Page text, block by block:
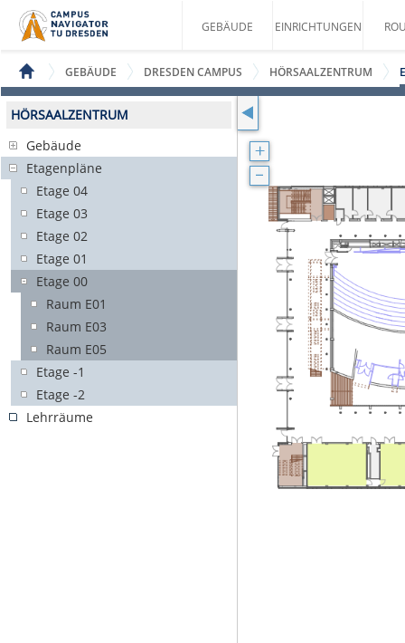
GEBÄUDE EINRICHTUNGEN
GEBÄUDE DRESDEN CAMPUS HÖRSAALZENTRUM
HÖRSAALZENTRUM
Gebäude
Etagenpläne
Etage 04
Etage 03
Etage 02
Etage 01
Etage 00
Raum E01
Raum E03
Raum E05
Etage -1
Etage -2
Lehrräume